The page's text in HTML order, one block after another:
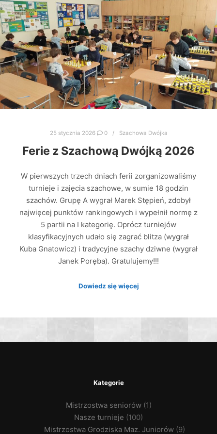
25 stycznia 2026 0 Szachowa Dwójka
Ferie z Szachową Dwójką 2026
W pierwszych trzech dniach ferii zorganizowaliśmy
turnieje i zajęcia szachowe, w sumie 18 godzin
szachów. Grupę A wygrał Marek Stępień, zdobył
najwięcej punktów rankingowych i wypełnił normę z
5 partii na I kategorię. Oprócz turniejów
klasyfikacyjnych udało się zagrać blitza (wygrał
Kuba Gnatowicz) i tradycyjne szachy dziwne (wygrał
Janek Poręba). Gratulujemy!!!
Dowiedz się więcej
Kategorie
Mistrzostwa seniorów(1)
Nasze turnieje (100)
Mistrzostwa Grodziska Maz. Juniorów (9)